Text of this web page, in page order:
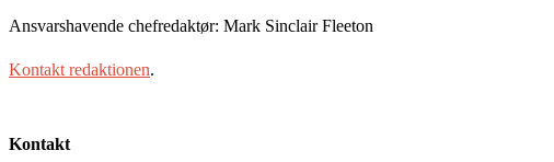
Ansvarshavende chefredaktør: Mark Sinclair Fleeton
Kontakt redaktionen.
Kontakt